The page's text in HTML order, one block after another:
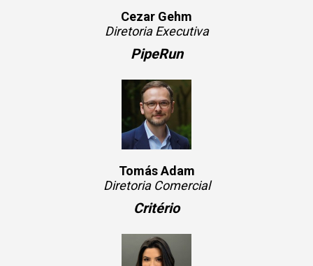
Cezar Gehm
Diretoria Executiva
PipeRun
Tomás Adam
Diretoria Comercial
Critério